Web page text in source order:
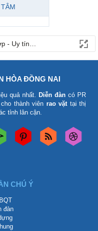
- Uy tín - Miễn phí
HÒA ĐỒNG NAI
quả nhất. Diễn đàn có PR
thành viên rao vặt tại thị
tỉnh lân cận.
CHÚ Ý
đàn